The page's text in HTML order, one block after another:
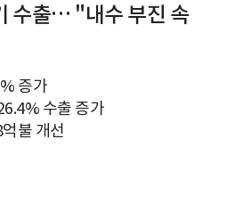
수출… "내수 부진 속
증가
수출 증가
불 개선